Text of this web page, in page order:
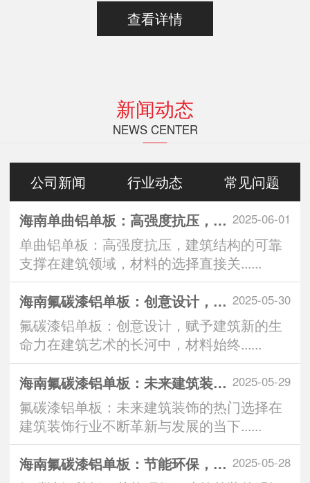
查看详情
新闻动态
NEWS CENTER
公司新闻 行业动态 常见问题
2025-06-01
海南单曲铝单板：高强度抗压，建筑结构的可靠支撑
单曲铝单板：高强度抗压，建筑结构的可靠
支撑在建筑领域，材料的选择直接关......
2025-05-30
海南氟碳漆铝单板：创意设计，赋予建筑新的生命力
氟碳漆铝单板：创意设计，赋予建筑新的生
命力在建筑艺术的长河中，材料始终......
2025-05-29
海南氟碳漆铝单板：未来建筑装饰的热门选择
氟碳漆铝单板：未来建筑装饰的热门选择在
建筑装饰行业不断革新与发展的当下......
2025-05-28
海南氟碳漆铝单板：节能环保，建筑外装的明智之选